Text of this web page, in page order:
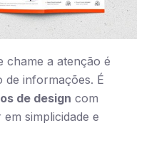
chame a atenção é
de informações. É
de design com
simplicidade e